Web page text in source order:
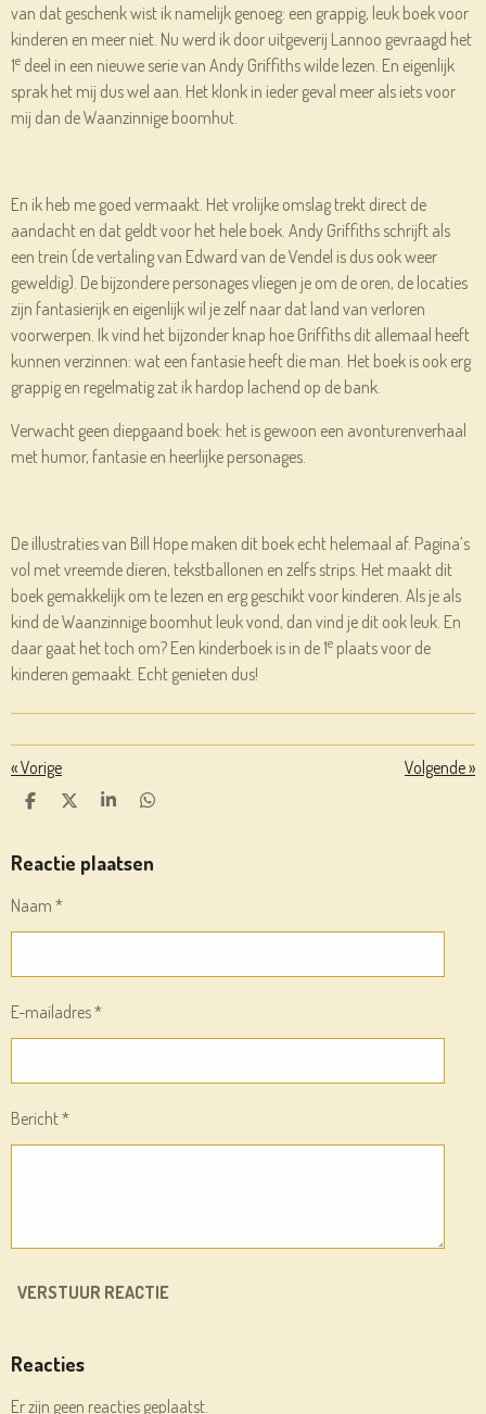
van dat geschenk wist ik namelijk genoeg: een grappig, leuk boek voor
kinderen en meer niet. Nu werd ik door uitgeverij Lannoo gevraagd het
1e deel in een nieuwe serie van Andy Griffiths wilde lezen. En eigenlijk
sprak het mij dus wel aan. Het klonk in ieder geval meer als iets voor
mij dan de Waanzinnige boomhut.
En ik heb me goed vermaakt. Het vrolijke omslag trekt direct de
aandacht en dat geldt voor het hele boek. Andy Griffiths schrijft als
een trein (de vertaling van Edward van de Vendel is dus ook weer
geweldig). De bijzondere personages vliegen je om de oren, de locaties
zijn fantasierijk en eigenlijk wil je zelf naar dat land van verloren
voorwerpen. Ik vind het bijzonder knap hoe Griffiths dit allemaal heeft
kunnen verzinnen: wat een fantasie heeft die man. Het boek is ook erg
grappig en regelmatig zat ik hardop lachend op de bank.
Verwacht geen diepgaand boek: het is gewoon een avonturenverhaal
met humor, fantasie en heerlijke personages.
De illustraties van Bill Hope maken dit boek echt helemaal af. Pagina’s
vol met vreemde dieren, tekstballonen en zelfs strips. Het maakt dit
boek gemakkelijk om te lezen en erg geschikt voor kinderen. Als je als
kind de Waanzinnige boomhut leuk vond, dan vind je dit ook leuk. En
daar gaat het toch om? Een kinderboek is in de 1e plaats voor de
kinderen gemaakt. Echt genieten dus!
«Vorige Volgende»
D
E
N
D
L
S
R
E
D
E
N
Reactie plaatsen
Naam *
E-mailadres *
Bericht *
VERSTUUR REACTIE
Reacties
Er zijn geen reacties geplaatst.